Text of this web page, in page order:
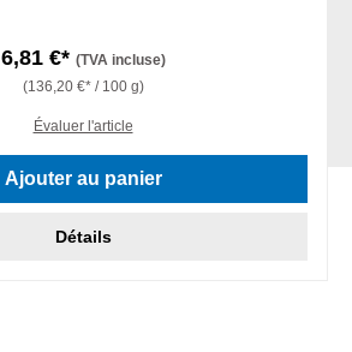
6,81 €* (TVA incluse)
(136,20 €* / 100 g)
Évaluer l'article
Ajouter au panier
Détails